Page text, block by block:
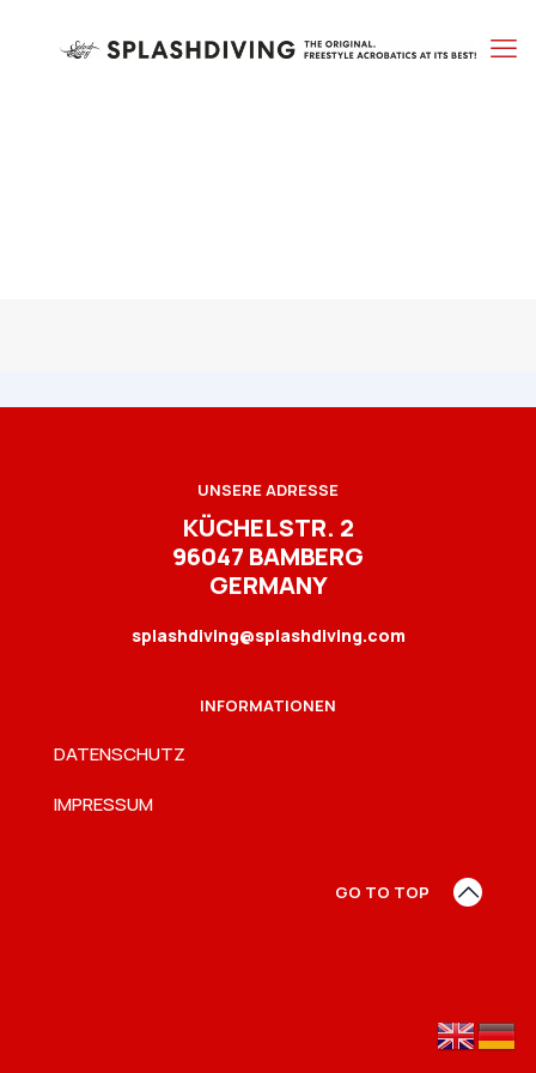
UNSERE ADRESSE
KÜCHELSTR. 2
96047 BAMBERG
GERMANY
splashdiving@splashdiving.com
INFORMATIONEN
DATENSCHUTZ
IMPRESSUM
GO TO TOP